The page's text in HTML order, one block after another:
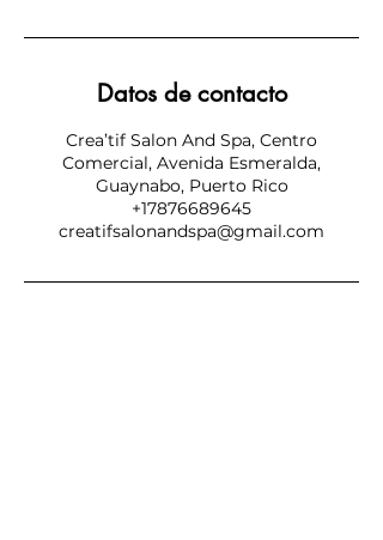
Datos de contacto
Crea’tif Salon And Spa, Centro
Comercial, Avenida Esmeralda,
Guaynabo, Puerto Rico
+17876689645
creatifsalonandspa@gmail.com